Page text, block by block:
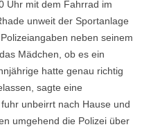
Uhr mit dem Fahrrad im
unweit der Sportanlage
neben seinem
Mädchen, ob es ein
hatte genau richtig
sagte eine
unbeirrt nach Hause und
umgehend die Polizei über